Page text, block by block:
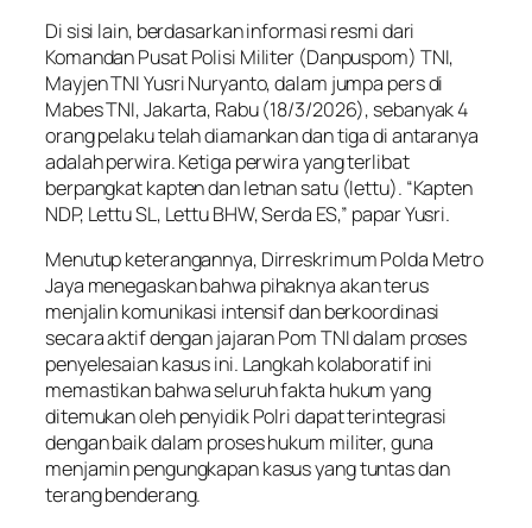
Di sisi lain, berdasarkan informasi resmi dari
Komandan Pusat Polisi Militer (Danpuspom) TNI,
Mayjen TNI Yusri Nuryanto, dalam jumpa pers di
Mabes TNI, Jakarta, Rabu (18/3/2026), sebanyak 4
orang pelaku telah diamankan dan tiga di antaranya
adalah perwira. Ketiga perwira yang terlibat
berpangkat kapten dan letnan satu (lettu). “Kapten
NDP, Lettu SL, Lettu BHW, Serda ES,” papar Yusri.
Menutup keterangannya, Dirreskrimum Polda Metro
Jaya menegaskan bahwa pihaknya akan terus
menjalin komunikasi intensif dan berkoordinasi
secara aktif dengan jajaran Pom TNI dalam proses
penyelesaian kasus ini. Langkah kolaboratif ini
memastikan bahwa seluruh fakta hukum yang
ditemukan oleh penyidik Polri dapat terintegrasi
dengan baik dalam proses hukum militer, guna
menjamin pengungkapan kasus yang tuntas dan
terang benderang.